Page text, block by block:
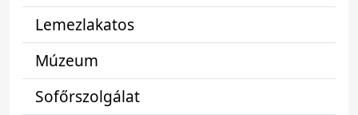
Lemezlakatos
Múzeum
Sofőrszolgálat